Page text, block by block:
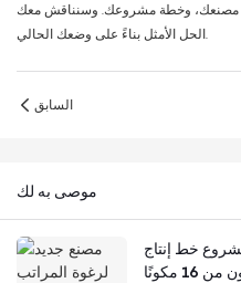
مصنعك، وخطة مشروعك. وسنناقش معك
الحل الأمثل بناءً على وضعك الحالي.
السابق
موصى به لك
خط إنتاج
مكونًا